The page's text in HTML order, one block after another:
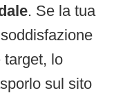
. Se la tua
target, lo
sul sito